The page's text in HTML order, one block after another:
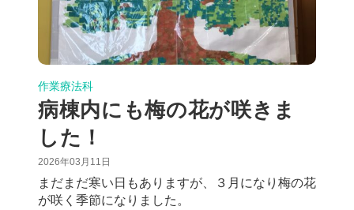
作業療法科
病棟内にも梅の花が咲きま
した！
2026年03月11日
まだまだ寒い日もありますが、３月になり梅の花
が咲く季節になりました。